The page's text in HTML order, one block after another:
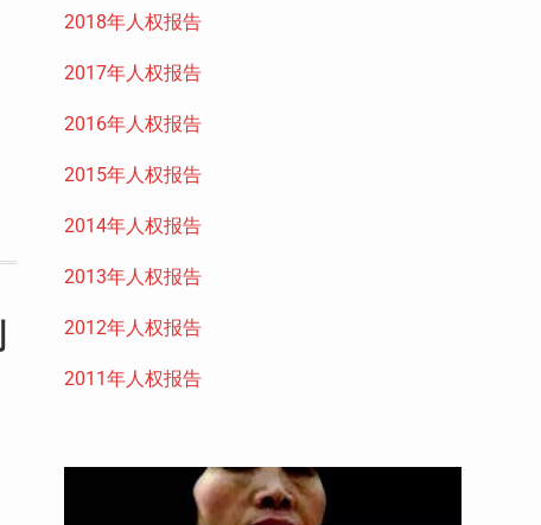
2018年人权报告
2017年人权报告
2016年人权报告
2015年人权报告
2014年人权报告
2013年人权报告
2012年人权报告
2011年人权报告